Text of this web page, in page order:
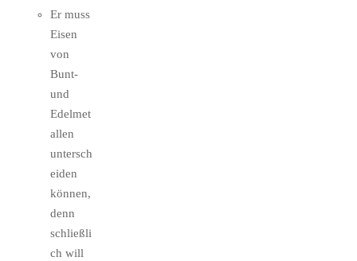
Er muss
Eisen
von
Bunt-
und
Edelmet
allen
untersch
eiden
können,
denn
schließli
ch will